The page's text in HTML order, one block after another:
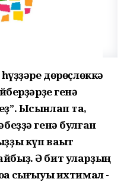
дөрөҫлөккә
генә
Ысынлап та,
генә булған
күп ваҡыт
Ә бит уларҙың
сығыуы ихтимал -